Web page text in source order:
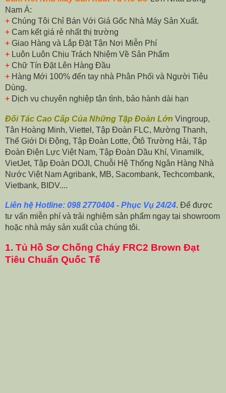
Nam Á:
+ Chúng Tôi Chỉ Bán Với Giá Gốc Nhà Máy Sản Xuất.
+ Cam kết giá rẻ nhất thị trường
+ Giao Hàng và Lắp Đặt Tận Nơi Miễn Phí
+ Luôn Luôn Chịu Trách Nhiệm Về Sản Phẩm
+ Chữ Tín Đặt Lên Hàng Đầu
+ Hàng Mới 100% đến tay nhà Phân Phối và Người Tiêu
Dùng.
+ Dịch vụ chuyên nghiệp tận tình, bảo hành dài hạn
Đối Tác Cao Cấp Của Những Tập Đoàn Lớn Vingroup,
Tân Hoàng Minh, Viettel, Tập Đoàn FLC, Mường Thanh,
Thế Giới Di Động, Tập Đoàn Lotte, Ôtô Trường Hải, Tập
Đoàn Điện Lực Việt Nam, Tập Đoàn Dầu Khí, Vinamilk,
VietJet, Tập Đoàn DOJI, Chuỗi Hệ Thống Ngân Hàng Nhà
Nước Việt Nam Agribank, MB, Sacombank, Techcombank,
Vietbank, BIDV....
Liên hệ Hotline: 098 2770404 - Phục Vụ 24/24. Để được
tư vấn miễn phí và trải nghiệm sản phẩm ngay tại showroom
hoặc nhà máy sản xuất của chúng tôi.
1. Tủ Hồ Sơ Chống Cháy FRC2 Brown Đạt
Tiêu Chuẩn Quốc Tế